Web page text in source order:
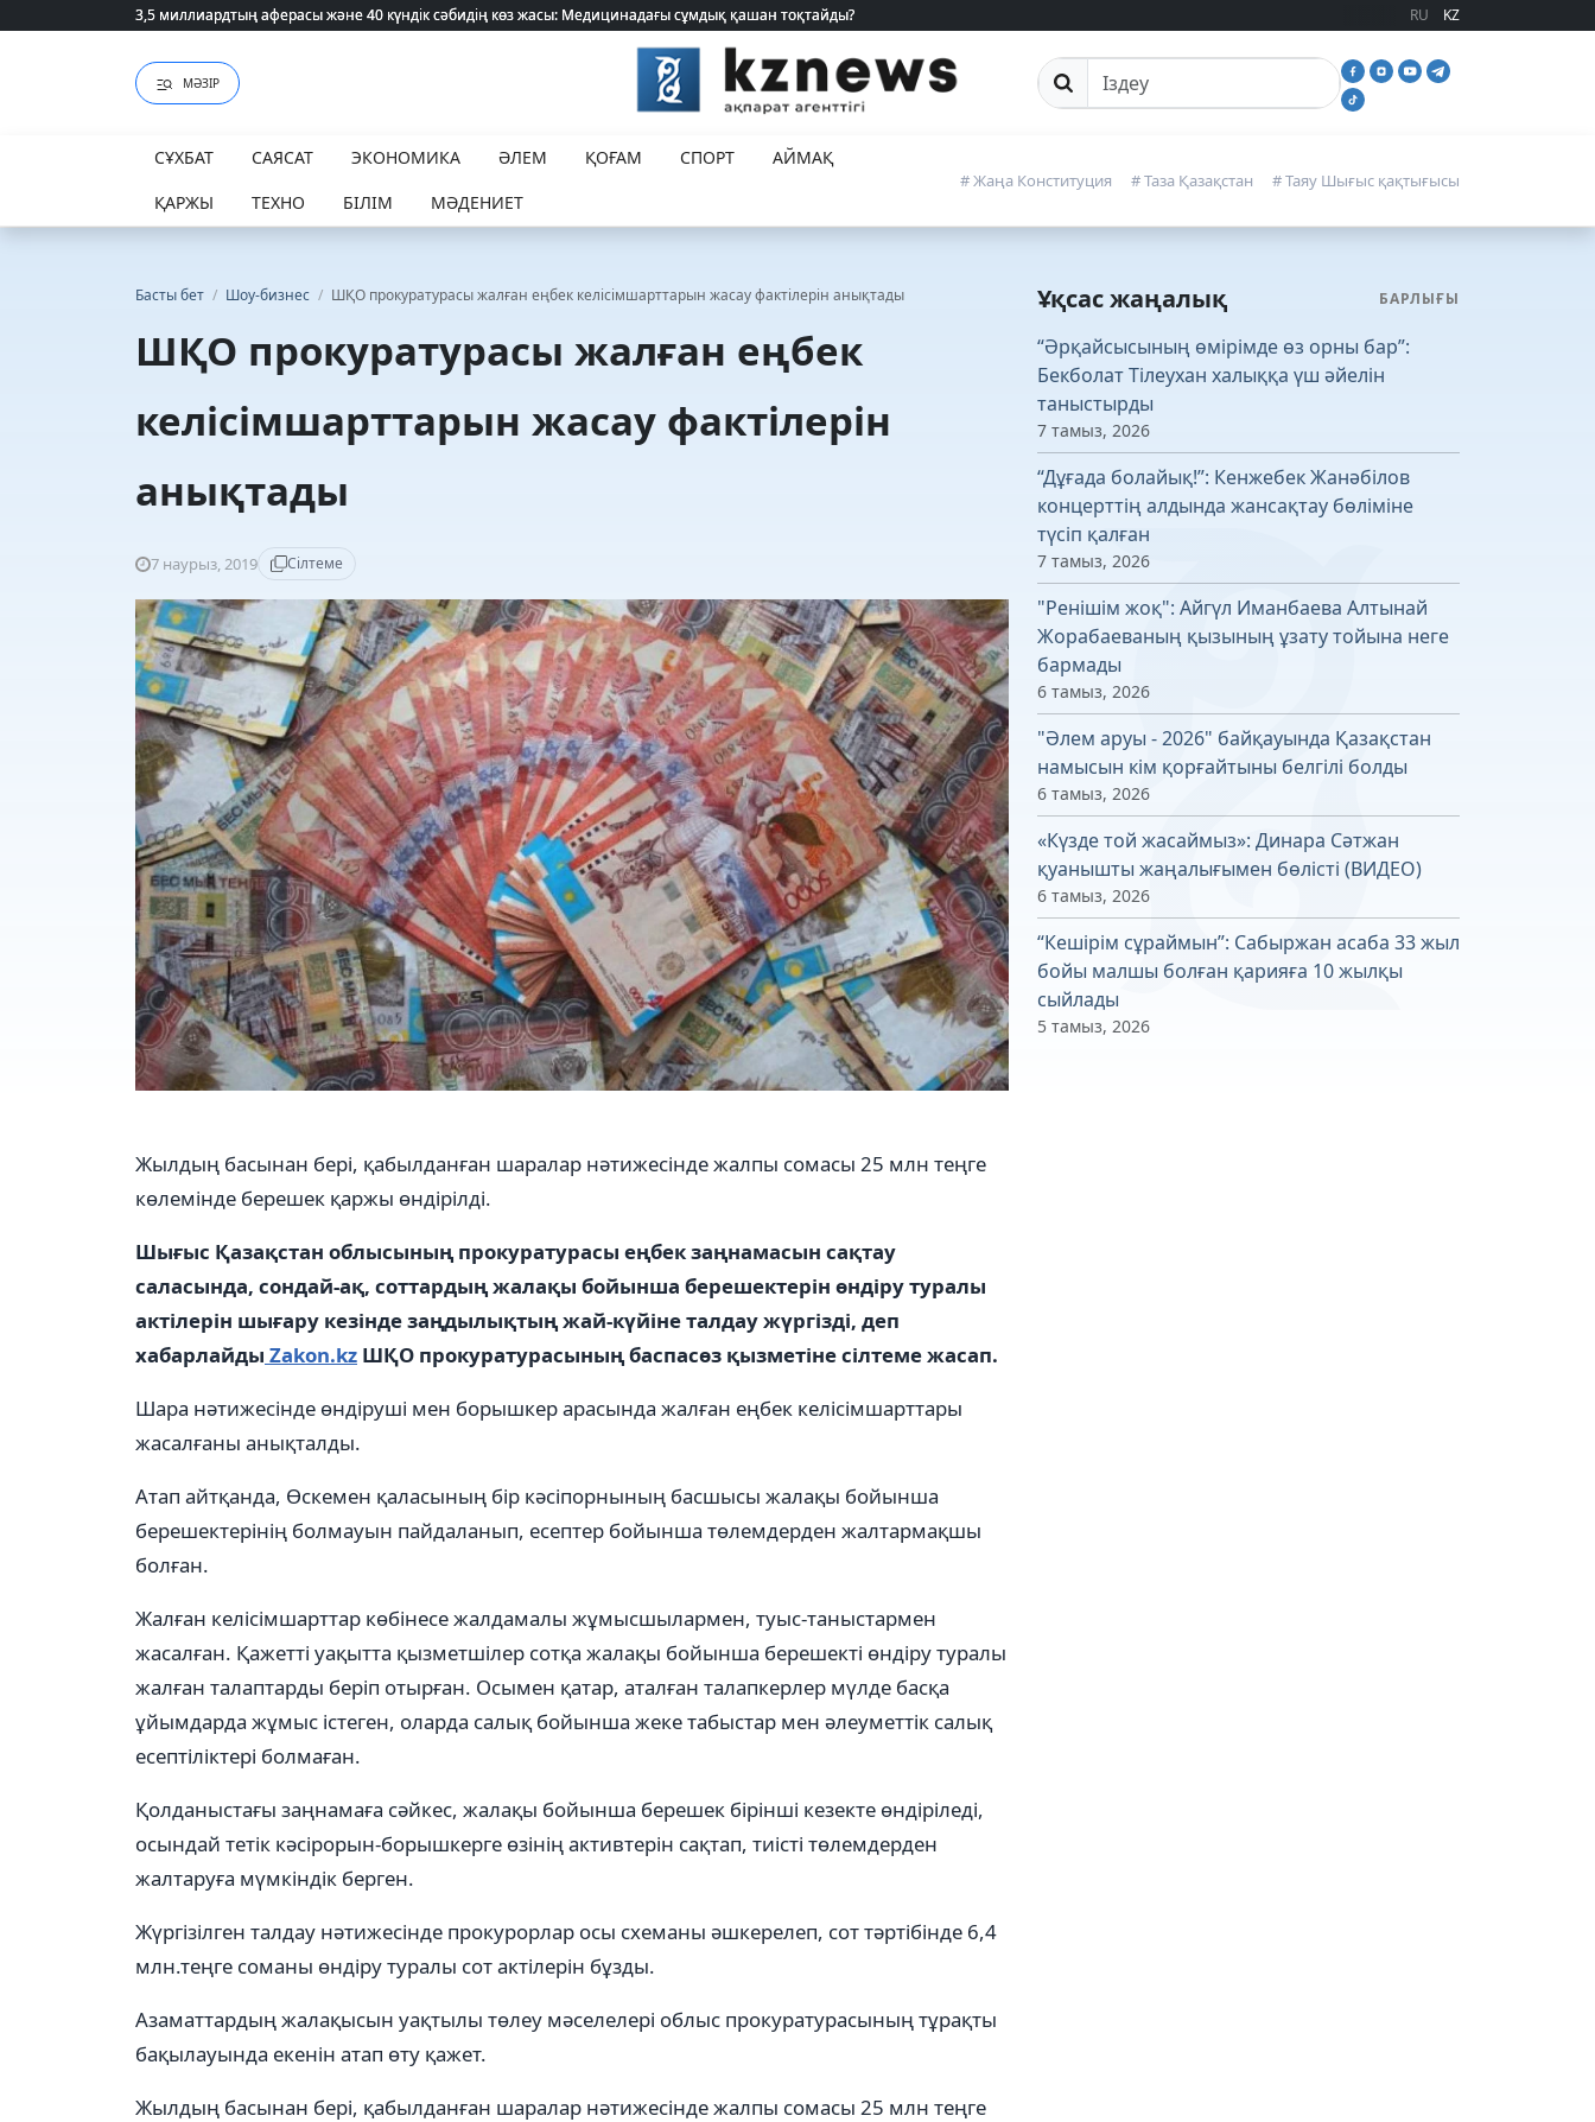
3,5 миллиардтың аферасы және 40 күндік сәбидің көз жасы: Медицинадағы сұмдық қашан тоқтайды?
3,5 миллиардтың аферасы және 40 күндік сәбидің көз жасы: Медицинадағы сұмдық қашан тоқтайды? RU KZ
МӘЗІР Сайттан іздеу
СҰХБАТ САЯСАТ ЭКОНОМИКА ӘЛЕМ ҚОҒАМ СПОРТ
АЙМАҚ
ҚАРЖЫ
ТЕХНО БІЛІМ МӘДЕНИЕТ
# Жаңа Конституция # Таза Қазақстан # Таяу Шығыс қақтығысы
Басты бет / Шоу-бизнес / ШҚО прокуратурасы жалған еңбек келісімшарттарын жасау фактілерін анықтады
ШҚО прокуратурасы жалған еңбек
келісімшарттарын жасау фактілерін
анықтады
7 наурыз, 2019 Сілтеме
Жылдың басынан бері, қабылданған шаралар нәтижесінде жалпы сомасы 25 млн теңге
көлемінде берешек қаржы өндірілді.
Шығыс Қазақстан облысының прокуратурасы еңбек заңнамасын сақтау
саласында, сондай-ақ, соттардың жалақы бойынша берешектерін өндіру туралы
актілерін шығару кезінде заңдылықтың жай-күйіне талдау жүргізді, деп
хабарлайды Zakon.kz ШҚО прокуратурасының баспасөз қызметіне сілтеме жасап.
Шара нәтижесінде өндіруші мен борышкер арасында жалған еңбек келісімшарттары
жасалғаны анықталды.
Атап айтқанда, Өскемен қаласының бір кәсіпорнының басшысы жалақы бойынша
берешектерінің болмауын пайдаланып, есептер бойынша төлемдерден жалтармақшы
болған.
Жалған келісімшарттар көбінесе жалдамалы жұмысшылармен, туыс-таныстармен
жасалған. Қажетті уақытта қызметшілер сотқа жалақы бойынша берешекті өндіру туралы
жалған талаптарды беріп отырған. Осымен қатар, аталған талапкерлер мүлде басқа
ұйымдарда жұмыс істеген, оларда салық бойынша жеке табыстар мен әлеуметтік салық
есептіліктері болмаған.
Қолданыстағы заңнамаға сәйкес, жалақы бойынша берешек бірінші кезекте өндіріледі,
осындай тетік кәсірорын-борышкерге өзінің активтерін сақтап, тиісті төлемдерден
жалтаруға мүмкіндік берген.
Жүргізілген талдау нәтижесінде прокурорлар осы схеманы әшкерелеп, сот тәртібінде 6,4
млн.теңге соманы өндіру туралы сот актілерін бұзды.
Азаматтардың жалақысын уақтылы төлеу мәселелері облыс прокуратурасының тұрақты
бақылауында екенін атап өту қажет.
Жылдың басынан бері, қабылданған шаралар нәтижесінде жалпы сомасы 25 млн теңге
Ұқсас жаңалық БАРЛЫҒЫ
“Әрқайсысының өмірімде өз орны бар”:
Бекболат Тілеухан халыққа үш әйелін
таныстырды
7 тамыз, 2026
“Дұғада болайық!”: Кенжебек Жанәбілов
концерттің алдында жансақтау бөліміне
түсіп қалған
7 тамыз, 2026
"Ренішім жоқ": Айгүл Иманбаева Алтынай
Жорабаеваның қызының ұзату тойына неге
бармады
6 тамыз, 2026
"Әлем аруы - 2026" байқауында Қазақстан
намысын кім қорғайтыны белгілі болды
6 тамыз, 2026
«Күзде той жасаймыз»: Динара Сәтжан
қуанышты жаңалығымен бөлісті (ВИДЕО)
6 тамыз, 2026
“Кешірім сұраймын”: Сабыржан асаба 33 жыл
бойы малшы болған қарияға 10 жылқы
сыйлады
5 тамыз, 2026